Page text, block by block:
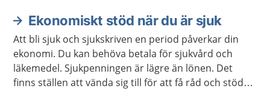
Ekonomiskt stöd när du är sjuk
Att bli sjuk och sjukskriven en period påverkar din
ekonomi. Du kan behöva betala för sjukvård och
läkemedel. Sjukpenningen är lägre än lönen. Det
finns ställen att vända sig till för att få råd och stöd